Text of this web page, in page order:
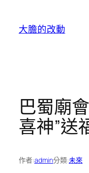
大膽的改動
巴蜀廟
喜神”送
作者:admin分類:未來